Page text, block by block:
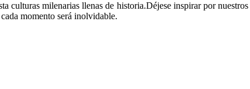
culturas milenarias llenas de historia.Déjese inspirar por
momento será inolvidable.